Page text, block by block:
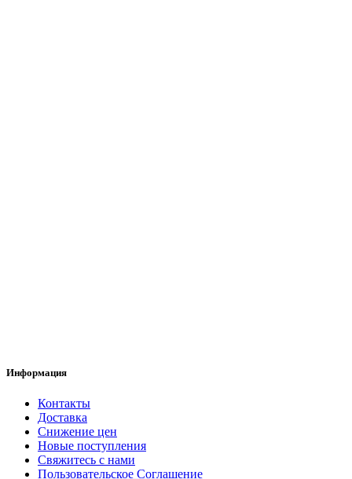
Информация
Контакты
Доставка
Снижение цен
Новые поступления
Свяжитесь с нами
Пользовательское Соглашение